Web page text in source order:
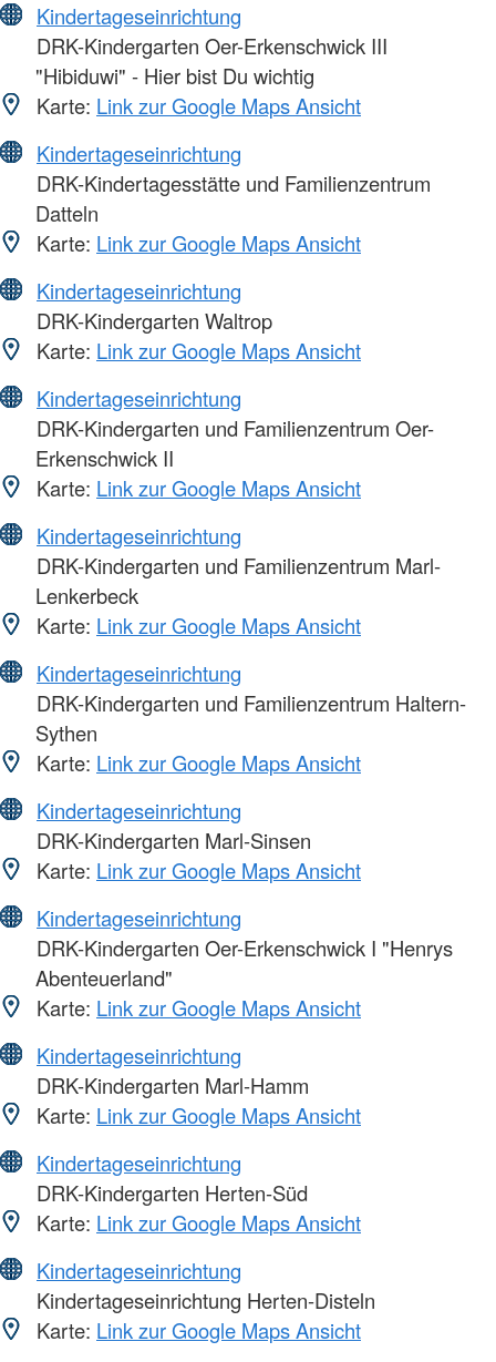
Kindertageseinrichtung
DRK-Kindergarten Oer-Erkenschwick III
"Hibiduwi" - Hier bist Du wichtig
Karte: Link zur Google Maps Ansicht
Kindertageseinrichtung
DRK-Kindertagesstätte und Familienzentrum
Datteln
Karte: Link zur Google Maps Ansicht
Kindertageseinrichtung
DRK-Kindergarten Waltrop
Karte: Link zur Google Maps Ansicht
Kindertageseinrichtung
DRK-Kindergarten und Familienzentrum Oer-
Erkenschwick II
Karte: Link zur Google Maps Ansicht
Kindertageseinrichtung
DRK-Kindergarten und Familienzentrum Marl-
Lenkerbeck
Karte: Link zur Google Maps Ansicht
Kindertageseinrichtung
DRK-Kindergarten und Familienzentrum Haltern-
Sythen
Karte: Link zur Google Maps Ansicht
Kindertageseinrichtung
DRK-Kindergarten Marl-Sinsen
Karte: Link zur Google Maps Ansicht
Kindertageseinrichtung
DRK-Kindergarten Oer-Erkenschwick I "Henrys
Abenteuerland"
Karte: Link zur Google Maps Ansicht
Kindertageseinrichtung
DRK-Kindergarten Marl-Hamm
Karte: Link zur Google Maps Ansicht
Kindertageseinrichtung
DRK-Kindergarten Herten-Süd
Karte: Link zur Google Maps Ansicht
Kindertageseinrichtung
Kindertageseinrichtung Herten-Disteln
Karte: Link zur Google Maps Ansicht